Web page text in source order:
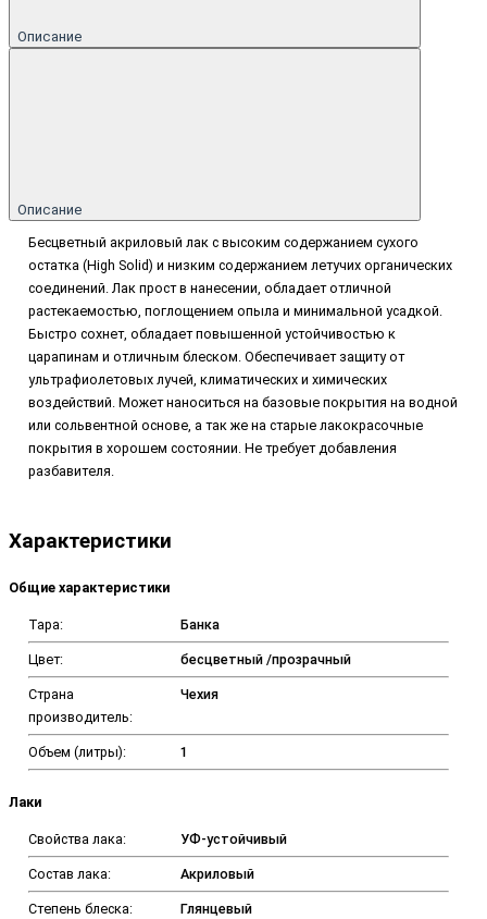
Описание
Описание
Бесцветный акриловый лак с высоким содержанием сухого
остатка (High Solid) и низким содержанием летучих органических
соединений. Лак прост в нанесении, обладает отличной
растекаемостью, поглощением опыла и минимальной усадкой.
Быстро сохнет, обладает повышенной устойчивостью к
царапинам и отличным блеском. Обеспечивает защиту от
ультрафиолетовых лучей, климатических и химических
воздействий. Может наноситься на базовые покрытия на водной
или сольвентной основе, а так же на старые лакокрасочные
покрытия в хорошем состоянии. Не требует добавления
разбавителя.
Характеристики
Общие характеристики
Тара: Банка
Цвет: бесцветный /прозрачный
Страна
производитель:
Чехия
Объем (литры): 1
Лаки
Свойства лака: УФ-устойчивый
Состав лака: Акриловый
Степень блеска: Глянцевый